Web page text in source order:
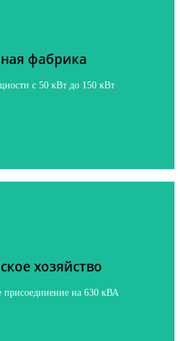
фабрика
с 50 кВт до 150 кВт
с 50 кВТ до 150 кВТ
хозяйство
присоединение на 630 кВА
присоединение на 630 кВА